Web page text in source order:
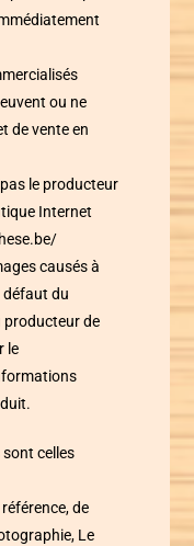
ou ne
de vente en
pas le producteur
Internet
causés à
défaut du
producteur de
le
celles
de
Le